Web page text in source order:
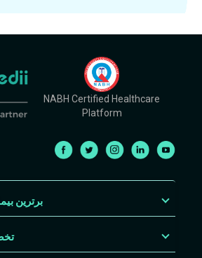
NABH Certified Healthcare
Platform
برترین